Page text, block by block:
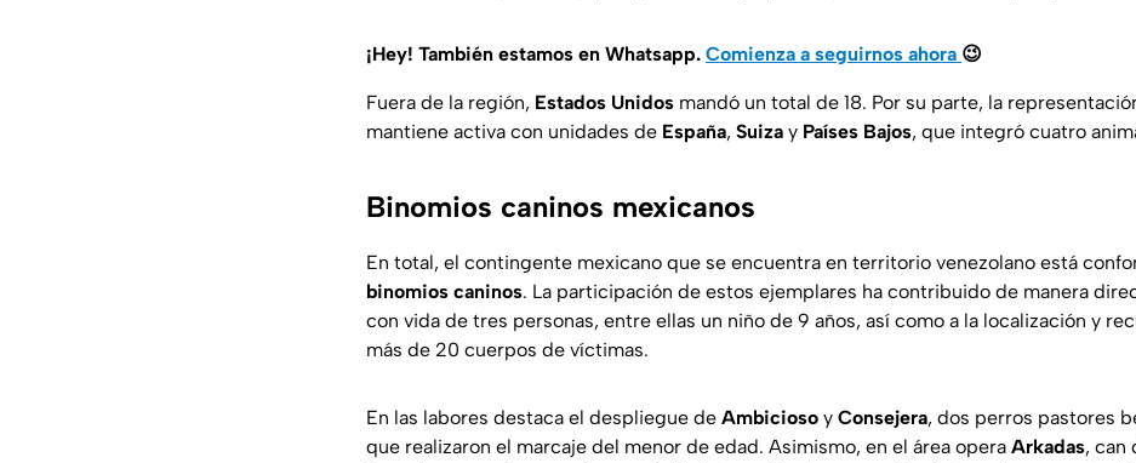
¡Hey! También estamos en Whatsapp. Comienza a seguirnos ahora 😉
Fuera de la región, Estados Unidos mandó un total de 18. Por su parte, la
mantiene activa con unidades de España, Suiza y Países Bajos, que integró cuatro
Binomios caninos mexicanos
En total, el contingente mexicano que se encuentra en territorio venezolano está
binomios caninos. La participación de estos ejemplares ha contribuido de manera
con vida de tres personas, entre ellas un niño de 9 años, así como a la localización y
más de 20 cuerpos de víctimas.
En las labores destaca el despliegue de Ambicioso y Consejera, dos perros pastores
que realizaron el marcaje del menor de edad. Asimismo, en el área opera Arkadas, can